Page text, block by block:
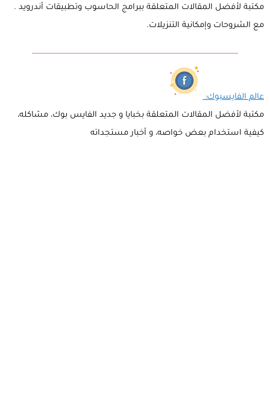
مكتبة لأفضل المقالات المتعلقة ببرامج الحاسوب وتطبيقات أندرويد .
مع الشروحات وإمكانية التنزيلات.
عالم الفايسبوك:
مكتبة لأفضل المقالات المتعلقة بخبايا و جديد الفايس بوك، مشاكله،
كيفية استخدام بعض خواصه، و أخبار مستجداته